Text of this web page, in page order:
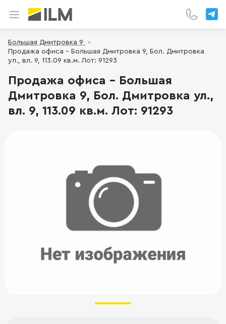
Большая Дмитровка 9
Продажа офиса - Большая Дмитровка 9, Бол. Дмитровка
ул., вл. 9, 113.09 кв.м. Лот: 91293
Продажа офиса - Большая
Дмитровка 9, Бол. Дмитровка ул.,
вл. 9, 113.09 кв.м. Лот: 91293